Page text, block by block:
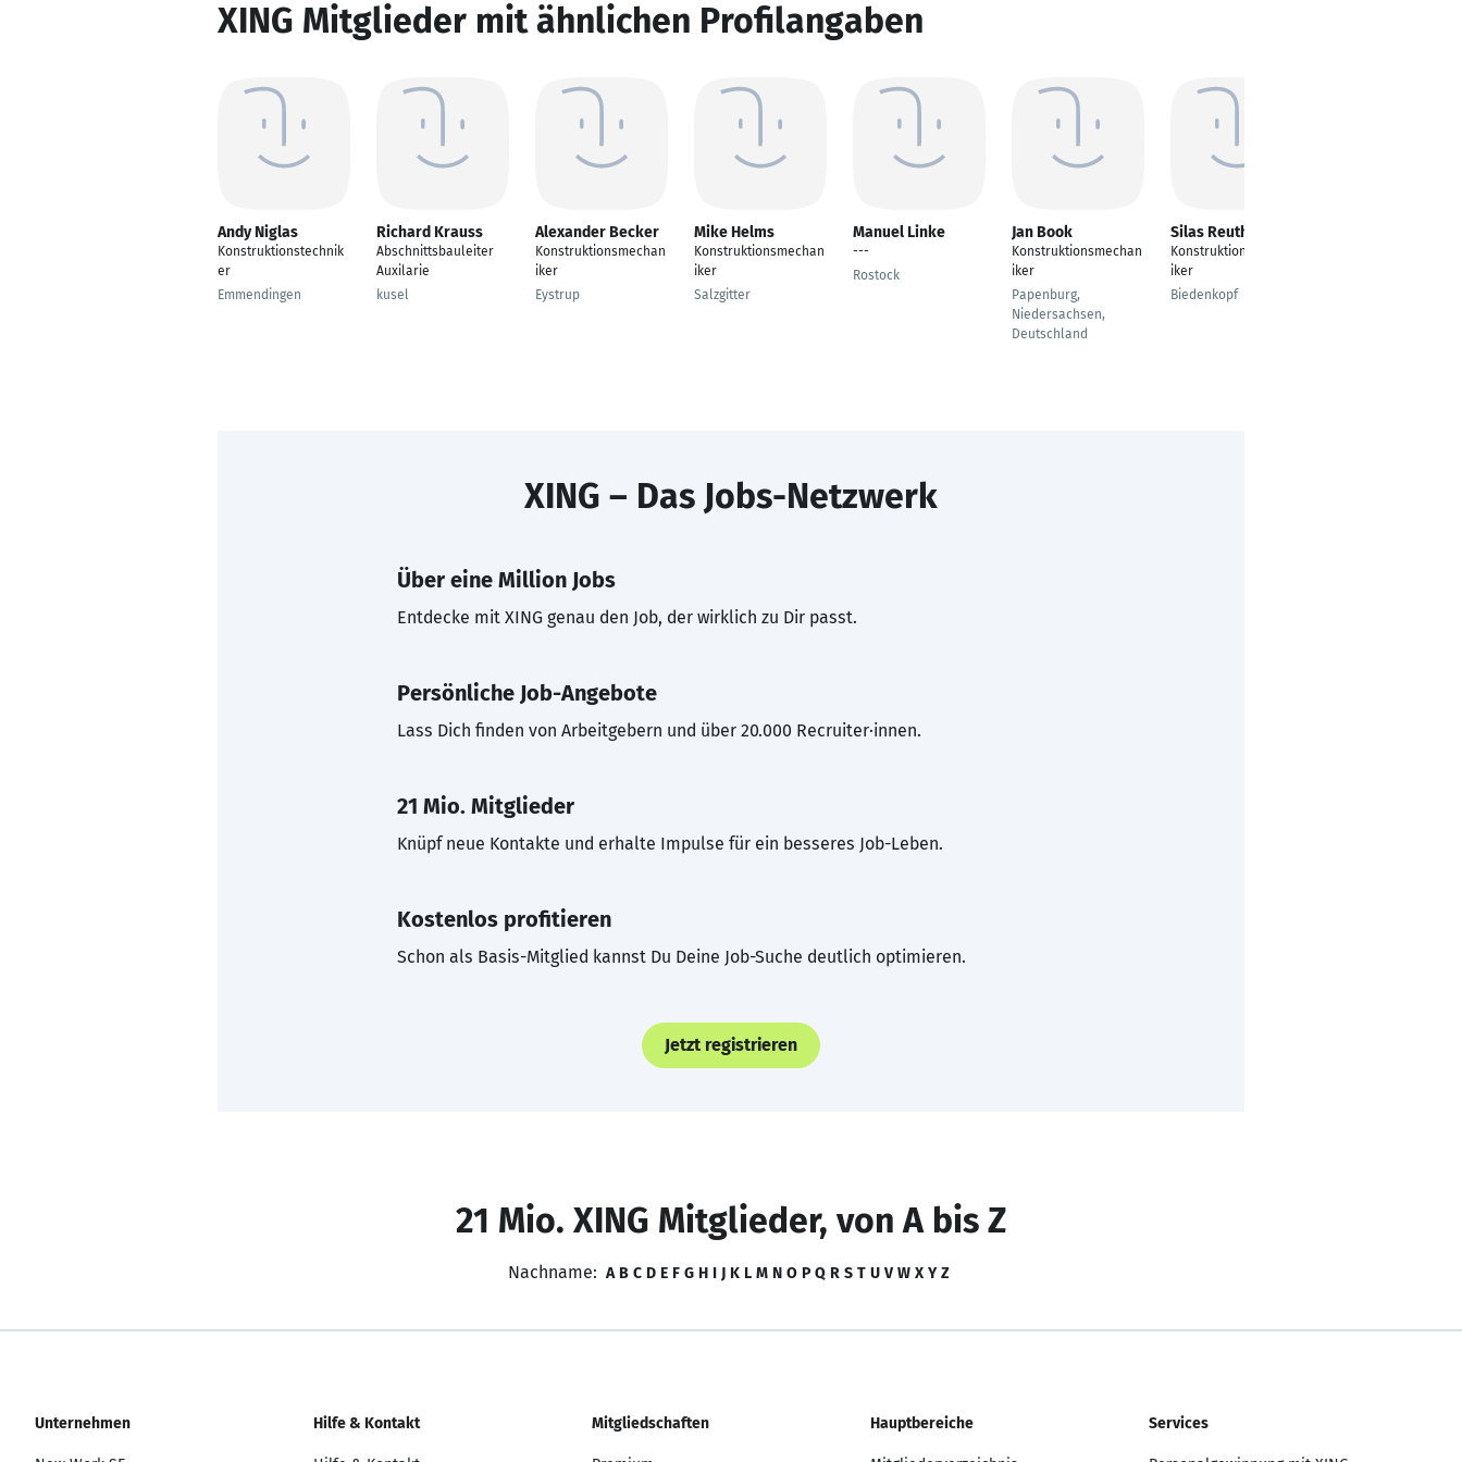
XING Mitglieder mit ähnlichen Profilangaben
Andy Niglas
Konstruktionstechnik
er
Emmendingen
Richard Krauss
Abschnittsbauleiter
Auxilarie
kusel
Alexander Becker
Konstruktionsmechan
iker
Eystrup
Mike Helms
Konstruktionsmechan
iker
Salzgitter
Manuel Linke
---
Rostock
Jan Book
Konstruktionsmechan
iker
Papenburg,
Niedersachsen,
Deutschland
Silas Reuther
Konstruktionsmechan
iker
Biedenkopf
XING – Das Jobs-Netzwerk
Über eine Million Jobs
Entdecke mit XING genau den Job, der wirklich zu Dir passt.
Persönliche Job-Angebote
Lass Dich finden von Arbeitgebern und über 20.000 Recruiter·innen.
21 Mio. Mitglieder
Knüpf neue Kontakte und erhalte Impulse für ein besseres Job-Leben.
Kostenlos profitieren
Schon als Basis-Mitglied kannst Du Deine Job-Suche deutlich optimieren.
Jetzt registrieren
21 Mio. XING Mitglieder, von A bis Z
Nachname: A B C D E F G H I J K L M N O P Q R S T U V W X Y Z
Unternehmen Hilfe & Kontakt Mitgliedschaften Hauptbereiche Services